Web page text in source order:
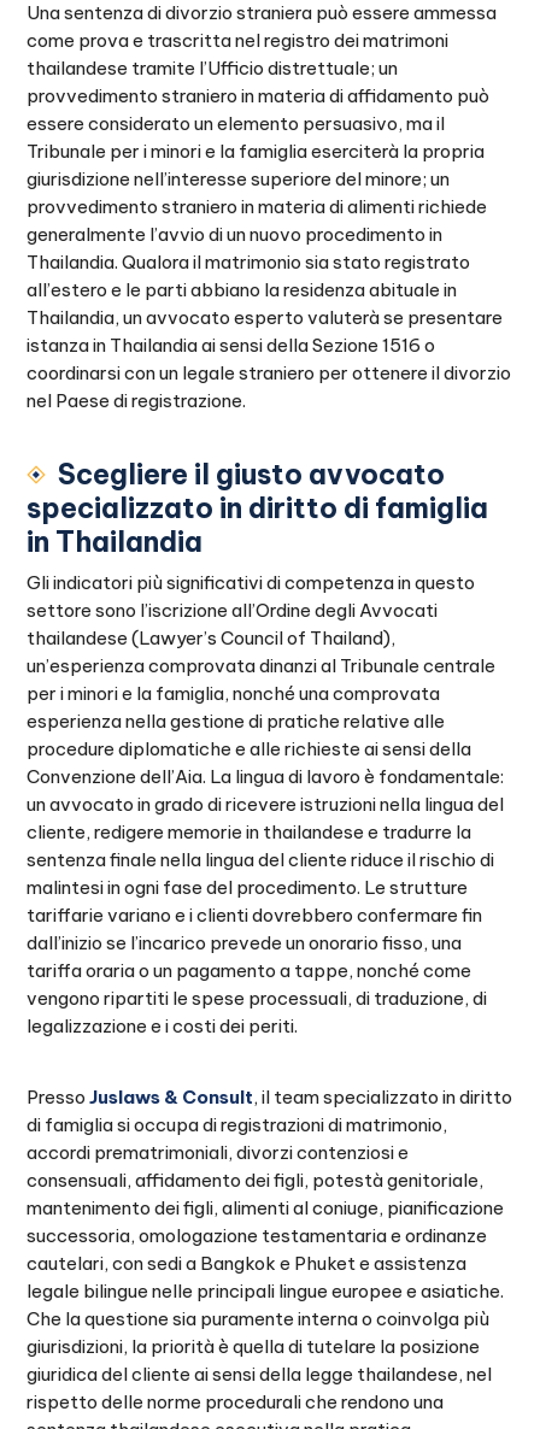
Una sentenza di divorzio straniera può essere ammessa
come prova e trascritta nel registro dei matrimoni
thailandese tramite l’Ufficio distrettuale; un
provvedimento straniero in materia di affidamento può
essere considerato un elemento persuasivo, ma il
Tribunale per i minori e la famiglia eserciterà la propria
giurisdizione nell’interesse superiore del minore; un
provvedimento straniero in materia di alimenti richiede
generalmente l’avvio di un nuovo procedimento in
Thailandia. Qualora il matrimonio sia stato registrato
all’estero e le parti abbiano la residenza abituale in
Thailandia, un avvocato esperto valuterà se presentare
istanza in Thailandia ai sensi della Sezione 1516 o
coordinarsi con un legale straniero per ottenere il divorzio
nel Paese di registrazione.
Scegliere il giusto avvocato
specializzato in diritto di famiglia
in Thailandia
Gli indicatori più significativi di competenza in questo
settore sono l’iscrizione all’Ordine degli Avvocati
thailandese (Lawyer’s Council of Thailand),
un’esperienza comprovata dinanzi al Tribunale centrale
per i minori e la famiglia, nonché una comprovata
esperienza nella gestione di pratiche relative alle
procedure diplomatiche e alle richieste ai sensi della
Convenzione dell’Aia. La lingua di lavoro è fondamentale:
un avvocato in grado di ricevere istruzioni nella lingua del
cliente, redigere memorie in thailandese e tradurre la
sentenza finale nella lingua del cliente riduce il rischio di
malintesi in ogni fase del procedimento. Le strutture
tariffarie variano e i clienti dovrebbero confermare fin
dall’inizio se l’incarico prevede un onorario fisso, una
tariffa oraria o un pagamento a tappe, nonché come
vengono ripartiti le spese processuali, di traduzione, di
legalizzazione e i costi dei periti.
PressoJuslaws & Consult, il team specializzato in diritto
di famiglia si occupa di registrazioni di matrimonio,
accordi prematrimoniali, divorzi contenziosi e
consensuali, affidamento dei figli, potestà genitoriale,
mantenimento dei figli, alimenti al coniuge, pianificazione
successoria, omologazione testamentaria e ordinanze
cautelari, con sedi a Bangkok e Phuket e assistenza
legale bilingue nelle principali lingue europee e asiatiche.
Che la questione sia puramente interna o coinvolga più
giurisdizioni, la priorità è quella di tutelare la posizione
giuridica del cliente ai sensi della legge thailandese, nel
rispetto delle norme procedurali che rendono una